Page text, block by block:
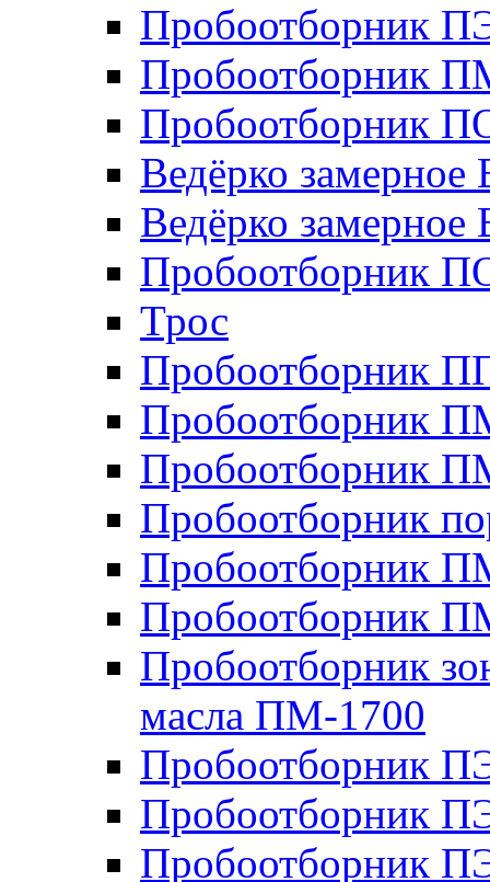
Пробоотборник
Пробоотборник
Пробоотборник
Ведёрко замерное
Ведёрко замерное
Пробоотборник
Трос
Пробоотборник
Пробоотборник
Пробоотборник
Пробоотборник
Пробоотборник
Пробоотборник
масла ПМ-1700
Пробоотборник
Пробоотборник
Пробоотборник